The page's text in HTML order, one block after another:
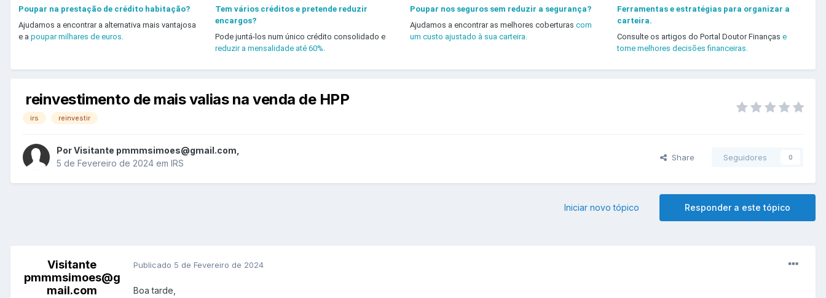
Poupar na prestação de crédito habitação?
Ajudamos a encontrar a alternativa mais vantajosa
e a poupar milhares de euros.
Tem vários créditos e pretende reduzir
encargos?
Pode juntá-los num único crédito consolidado e
reduzir a mensalidade até 60%.
Poupar nos seguros sem reduzir a segurança?
Ajudamos a encontrar as melhores coberturascom
um custo ajustado à sua carteira.
Ferramentas e estratégias para organizar a
carteira.
Consulte os artigos do Portal Doutor Finanças e
tome melhores decisões financeiras.
reinvestimento de mais valias na venda de HPP
irs reinvestir
PorVisitante pmmmsimoes@gmail.com
5 de Fevereiro de 2024 em IRS
Share Seguidores 0
Responder a este tópico
Iniciar novo tópico
Visitante
pmmmsimoes@g
mail.com
Publicado 5 de Fevereiro de 2024
Boa tarde,